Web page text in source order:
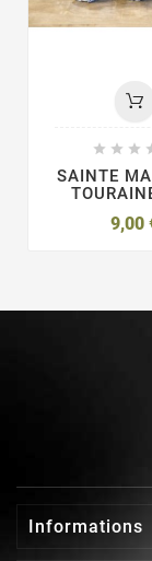
  
SAINTE
9,00
Informations